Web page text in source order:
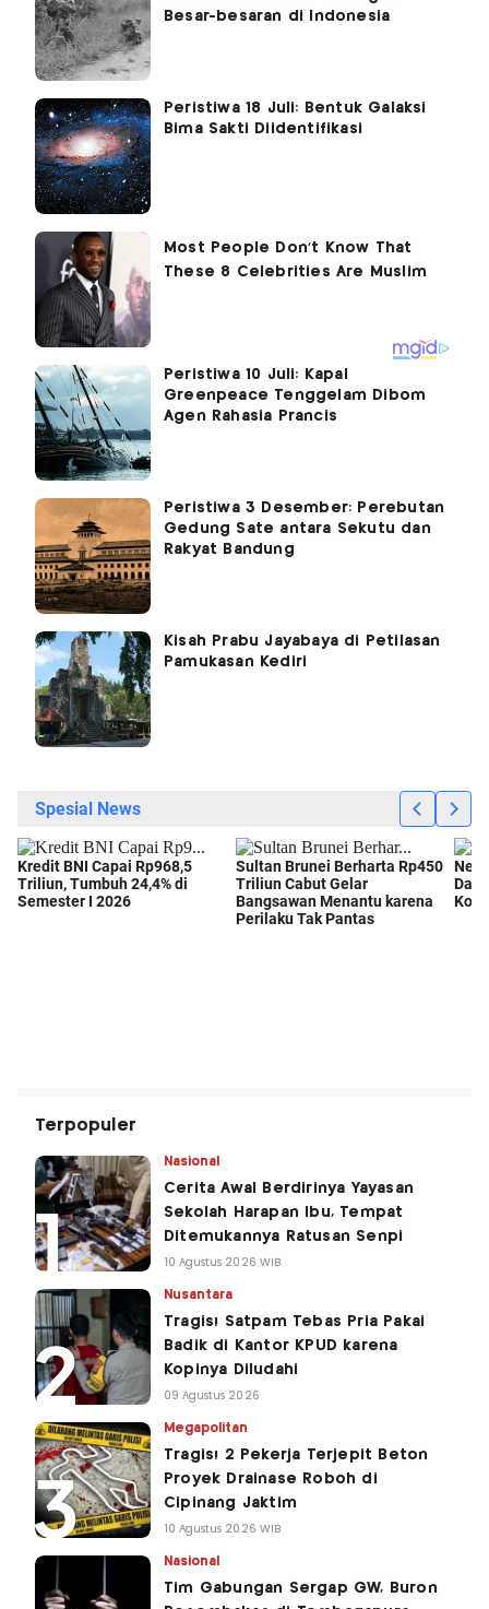
Besar-besaran di Indonesia
Peristiwa 18 Juli: Bentuk Galaksi
Bima Sakti Diidentifikasi
Peristiwa 10 Juli: Kapal
Greenpeace Tenggelam Dibom
Agen Rahasia Prancis
Peristiwa 3 Desember: Perebutan
Gedung Sate antara Sekutu dan
Rakyat Bandung
Kisah Prabu Jayabaya di Petilasan
Pamukasan Kediri
Terpopuler
Nasional
Cerita Awal Berdirinya Yayasan
Sekolah Harapan Ibu, Tempat
Ditemukannya Ratusan Senpi
10 Agustus 2026 WIB
Nusantara
Tragis! Satpam Tebas Pria Pakai
Badik di Kantor KPUD karena
Kopinya Diludahi
09 Agustus 2026
Megapolitan
Tragis! 2 Pekerja Terjepit Beton
Proyek Drainase Roboh di
Cipinang Jaktim
10 Agustus 2026 WIB
Nasional
Tim Gabungan Sergap GW, Buron